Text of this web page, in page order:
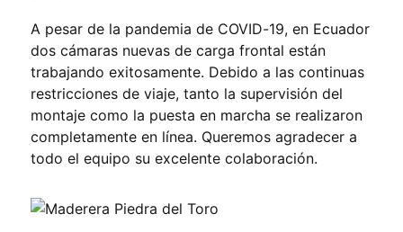
A pesar de la pandemia de COVID-19, en Ecuador
dos cámaras nuevas de carga frontal están
trabajando exitosamente. Debido a las continuas
restricciones de viaje, tanto la supervisión del
montaje como la puesta en marcha se realizaron
completamente en línea. Queremos agradecer a
todo el equipo su excelente colaboración.